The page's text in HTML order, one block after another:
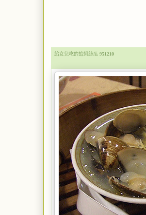
給女兒吃的蛤蜊絲瓜 951210